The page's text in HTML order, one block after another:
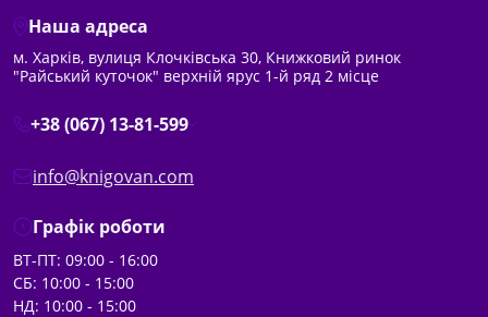
Наша адреса
м. Харків, вулиця Клочківська 30, Книжковий ринок
"Райський куточок" верхній ярус 1-й ряд 2 місце
+38 (067) 13-81-599
info@knigovan.com
Графік роботи
ВТ-ПТ: 09:00 - 16:00
СБ: 10:00 - 15:00
НД: 10:00 - 15:00